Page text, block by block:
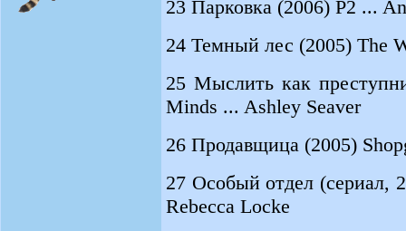
23 Парковка (2006) P2 ...
24 Темный лес (2005) The
25 Мыслить как
Minds ... Ashley Seaver
26 Продавщица (2005)
27 Особый отдел (сериал,
Rebecca Locke